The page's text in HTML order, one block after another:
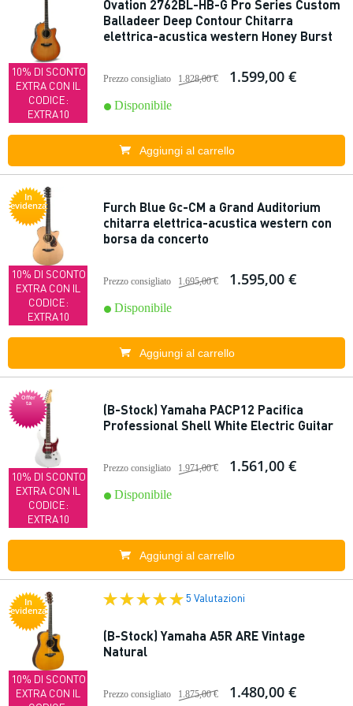
10% DI SCONTO
EXTRA CON IL
CODICE:
EXTRA10
Ovation 2762BL-HB-G Pro Series Custom
Balladeer Deep Contour Chitarra
elettrica-acustica western Honey Burst
Prezzo consigliato 1.828,00 € 1.599,00 €
Disponibile
Aggiungi al carrello
In
evidenza
10% DI SCONTO
EXTRA CON IL
CODICE:
EXTRA10
Furch Blue Gc-CM a Grand Auditorium
chitarra elettrica-acustica western con
borsa da concerto
Prezzo consigliato 1.695,00 € 1.595,00 €
Disponibile
Aggiungi al carrello
Offer
ta
10% DI SCONTO
EXTRA CON IL
CODICE:
EXTRA10
(B-Stock) Yamaha PACP12 Pacifica
Professional Shell White Electric Guitar
Prezzo consigliato 1.971,00 € 1.561,00 €
Disponibile
Aggiungi al carrello
In
evidenza
10% DI SCONTO
EXTRA CON IL
5 Valutazioni
(B-Stock) Yamaha A5R ARE Vintage
Natural
Prezzo consigliato 1.875,00 € 1.480,00 €